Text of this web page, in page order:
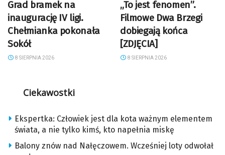
Grad bramek na
inaugurację IV ligi.
Chełmianka pokonała
Sokół
8 SIERPNIA 2026
„To jest fenomen”.
Filmowe Dwa Brzegi
dobiegają końca
[ZDJĘCIA]
8 SIERPNIA 2026
Ciekawostki
Ekspertka: Człowiek jest dla kota ważnym elementem
świata, a nie tylko kimś, kto napełnia miskę
Balony znów nad Nałęczowem. Wcześniej loty odwołał